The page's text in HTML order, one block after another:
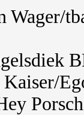
Wager/